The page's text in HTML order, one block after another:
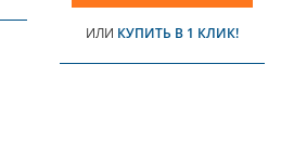
ИЛИ КУПИТЬ В 1 КЛИК!